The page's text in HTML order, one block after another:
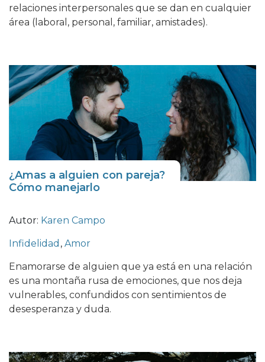
relaciones interpersonales que se dan en cualquier
área (laboral, personal, familiar, amistades).
¿Amas a alguien con pareja?
Cómo manejarlo
Autor: Karen Campo
Infidelidad, Amor
Enamorarse de alguien que ya está en una relación
es una montaña rusa de emociones, que nos deja
vulnerables, confundidos con sentimientos de
desesperanza y duda.